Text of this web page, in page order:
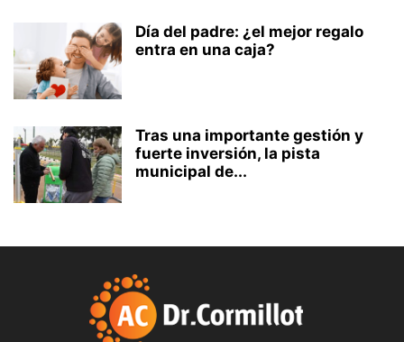
Día del padre: ¿el mejor regalo
entra en una caja?
Tras una importante gestión y
fuerte inversión, la pista
municipal de...